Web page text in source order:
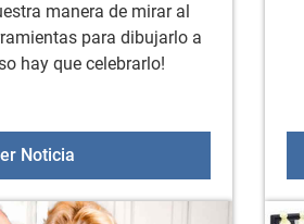
manera de mirar al
para dibujarlo a
hay que celebrarlo!
NoticiaDÍA INTERNACIONAL DEL